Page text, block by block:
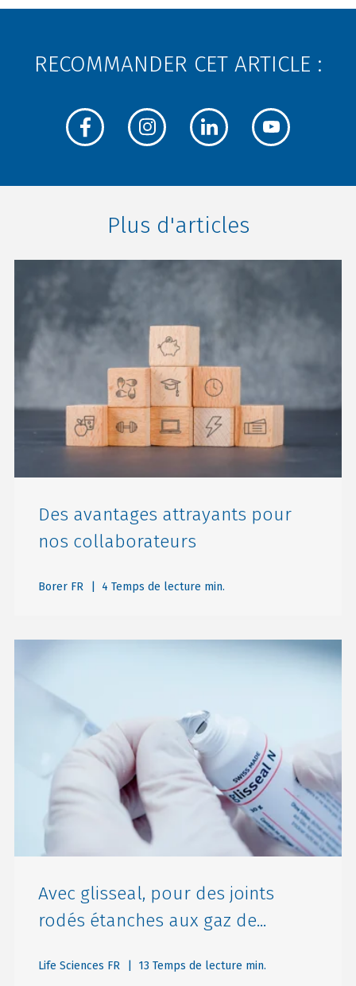
RECOMMANDER CET ARTICLE :
Plus d'articles
Des avantages attrayants pour
nos collaborateurs
Borer FR | 4 Temps de lecture min.
Avec glisseal, pour des joints
rodés étanches aux gaz de...
Life Sciences FR | 13 Temps de lecture min.